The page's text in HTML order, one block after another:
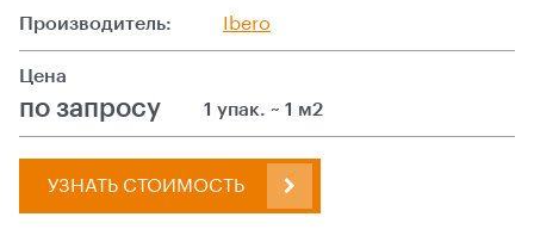
Производитель: Ibero
Цена
по запросу 1 упак. ~ 1 м2
УЗНАТЬ СТОИМОСТЬ